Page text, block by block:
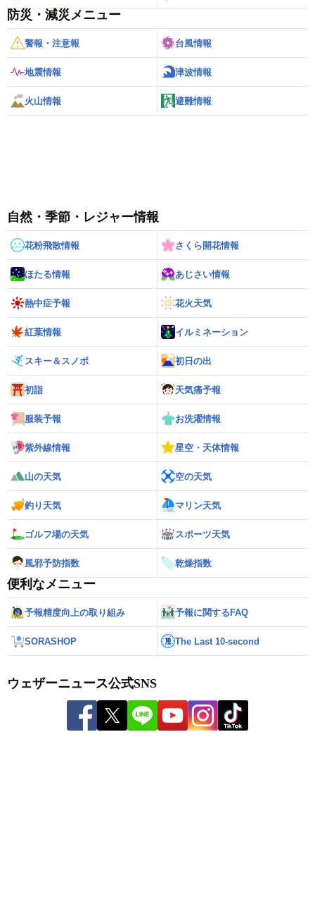
防災・減災メニュー
警報・注意報 台風情報
地震情報 津波情報
火山情報 避難情報
自然・季節・レジャー情報
花粉飛散情報 さくら開花情報
ほたる情報 あじさい情報
熱中症予報 花火天気
紅葉情報 イルミネーション
スキー＆スノボ 初日の出
初詣 天気痛予報
服装予報 お洗濯情報
紫外線情報 星空・天体情報
山の天気 空の天気
釣り天気 マリン天気
ゴルフ場の天気 スポーツ天気
風邪予防指数 乾燥指数
便利なメニュー
予報精度向上の取り組み 予報に関するFAQ
SORASHOP The Last 10-second
ウェザーニュース公式SNS